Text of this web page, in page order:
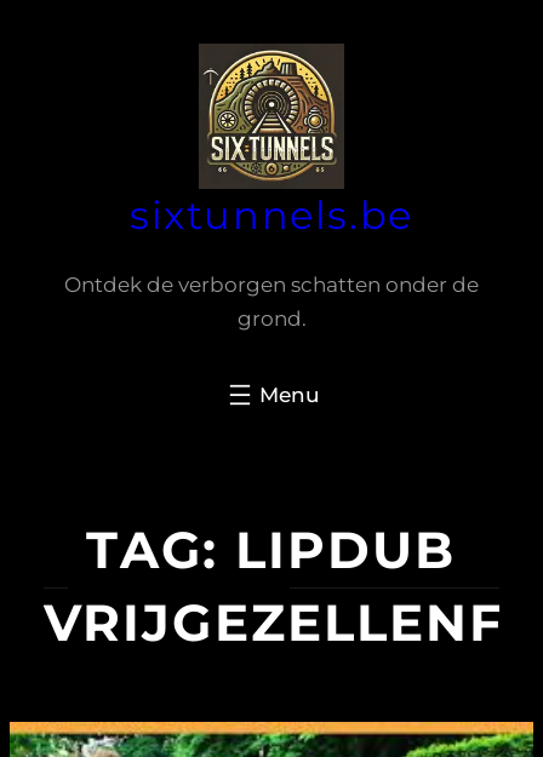
sixtunnels.be
Ontdek de verborgen schatten onder de
grond.
TAG: LIPDUB